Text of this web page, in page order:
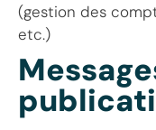
(gestion des
etc.)